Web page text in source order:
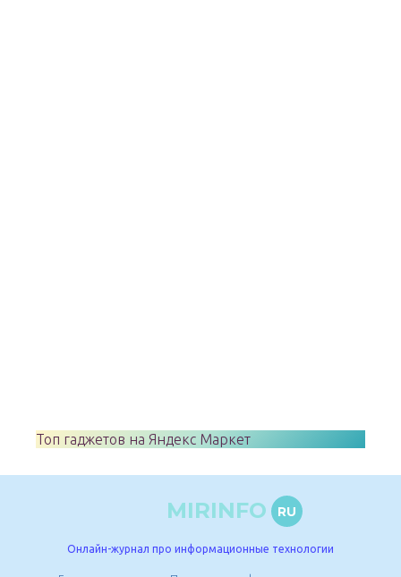
Топ гаджетов на Яндекс Маркет
MIRINFO RU
Онлайн-журнал про информационные технологии